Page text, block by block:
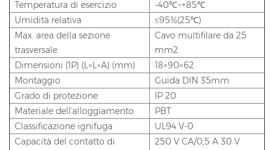
Temperatura di esercizio
-40℃~+85℃
Umidità relativa
≤95%(25℃)
Max. area della sezione
trasversale
Cavo multifilare da 25
mm2
Dimensioni (1P) (L×L×A) (mm)
18×90×62
Montaggio
Guida DIN 35mm
Grado di protezione
IP 20
Materiale dell'alloggiamento
PBT
Classificazione ignifuga
UL94 V-0
Capacità del contatto di
250 V CA/0,5 A 30 V